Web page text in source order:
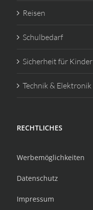
Reisen
Schulbedarf
Sicherheit für Kinder
Technik & Elektronik
RECHTLICHES
Werbemöglichkeiten
Datenschutz
Impressum